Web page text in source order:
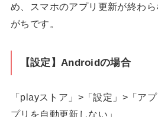
め、スマホのアプリ更新が終わ
がちです。
【設定】Androidの場合
「playストア」>「設定」>「ア
プリを自動更新しない」